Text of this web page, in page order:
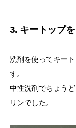
3. キートップ
洗剤を使ってキー
す。
中性洗剤でちょう
リンでした。